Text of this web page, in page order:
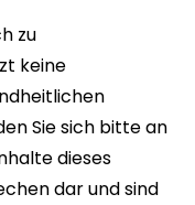
zu
keine
Sie sich bitte an
dieses
dar und sind